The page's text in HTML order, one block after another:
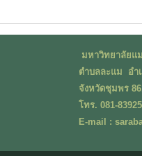
มหาวิทยาลัยแ
ตำบลละแม อำ
จังหวัดชุมพร
โทร. 081-
E-mail :